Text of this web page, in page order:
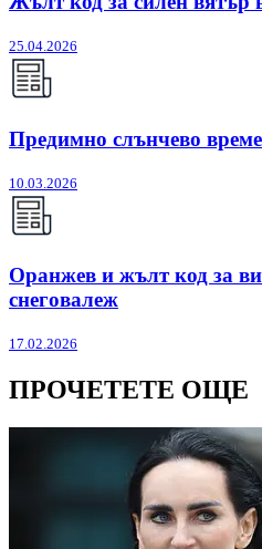
25.04.2026
Предимно слънчево
10.03.2026
Оранжев и жълт код за
снеговалеж
17.02.2026
ПРОЧЕТЕТЕ ОЩЕ